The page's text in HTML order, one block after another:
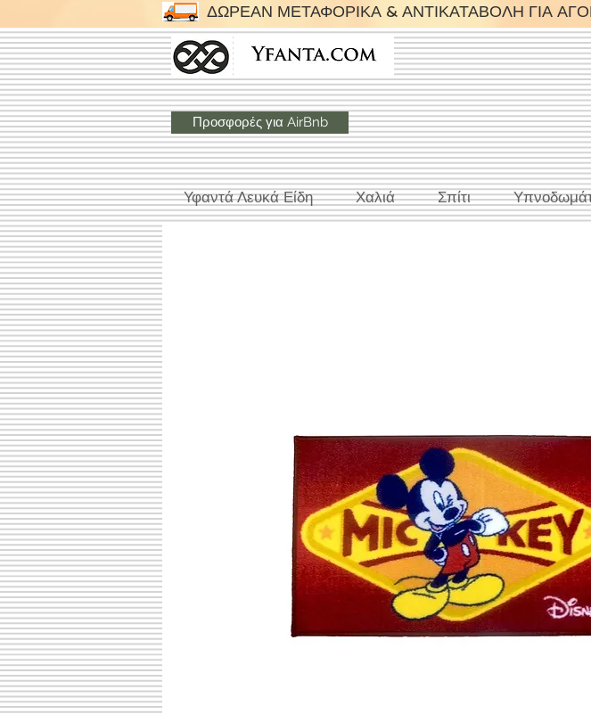
ΔΩΡΕΑΝ ΜΕΤΑΦΟΡΙΚΑ & ΑΝΤΙΚΑΤΑΒΟΛΗ ΓΙΑ
Προσφορές για AirBnb
Υφαντά Λευκά Είδη Χαλιά Σπίτι